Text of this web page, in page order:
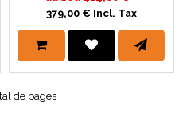
379,00 € Incl. Tax
de pages